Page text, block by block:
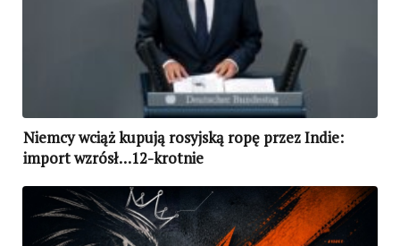
Niemcy wciąż kupują rosyjską ropę przez Indie:
import wzrósł…12-krotnie